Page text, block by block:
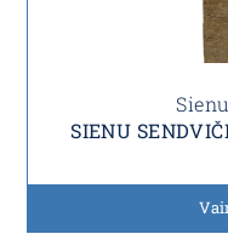
SIENU